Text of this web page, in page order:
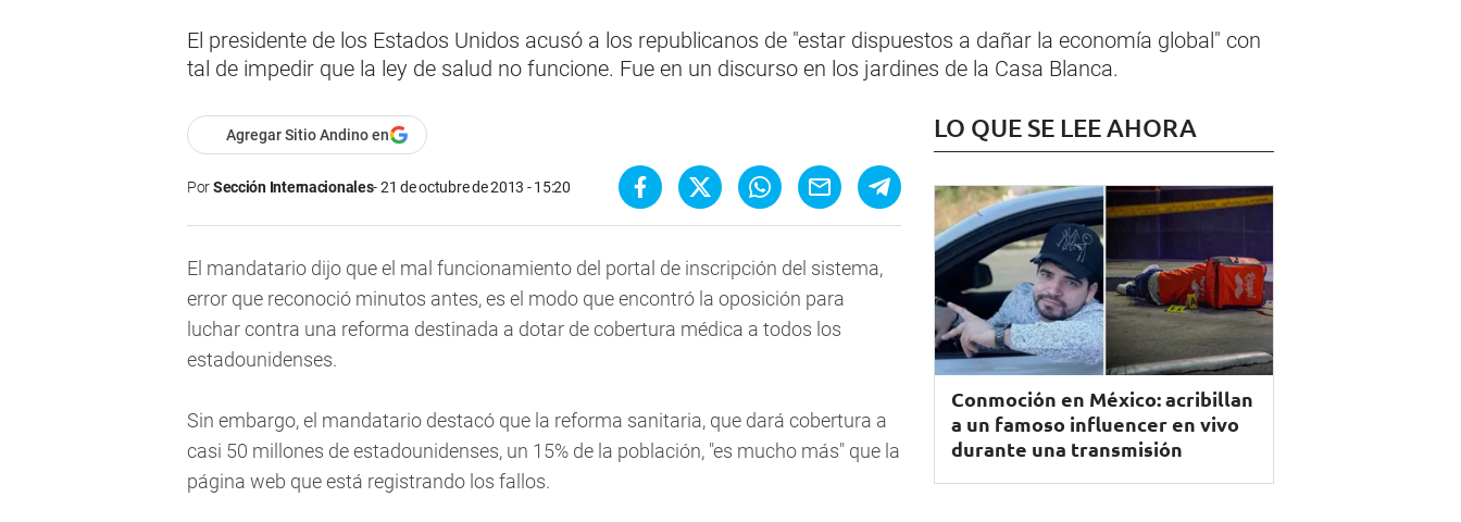
El presidente de los Estados Unidos acusó a los republicanos de "estar dispuestos a dañar la economía global" con
tal de impedir que la ley de salud no funcione. Fue en un discurso en los jardines de la Casa Blanca.
Agregar Sitio Andino en
PorSección Internacionales 21 de octubre de 2013 - 15:20
El mandatario dijo que el mal funcionamiento del portal de inscripción del sistema,
error que reconoció minutos antes, es el modo que encontró la oposición para
luchar contra una reforma destinada a dotar de cobertura médica a todos los
estadounidenses.
Sin embargo, el mandatario destacó que la reforma sanitaria, que dará cobertura a
casi 50 millones de estadounidenses, un 15% de la población, "es mucho más" que la
página web que está registrando los fallos.
LO QUE SE LEE AHORA
Conmoción en México: acribillan
a un famoso influencer en vivo
durante una transmisión